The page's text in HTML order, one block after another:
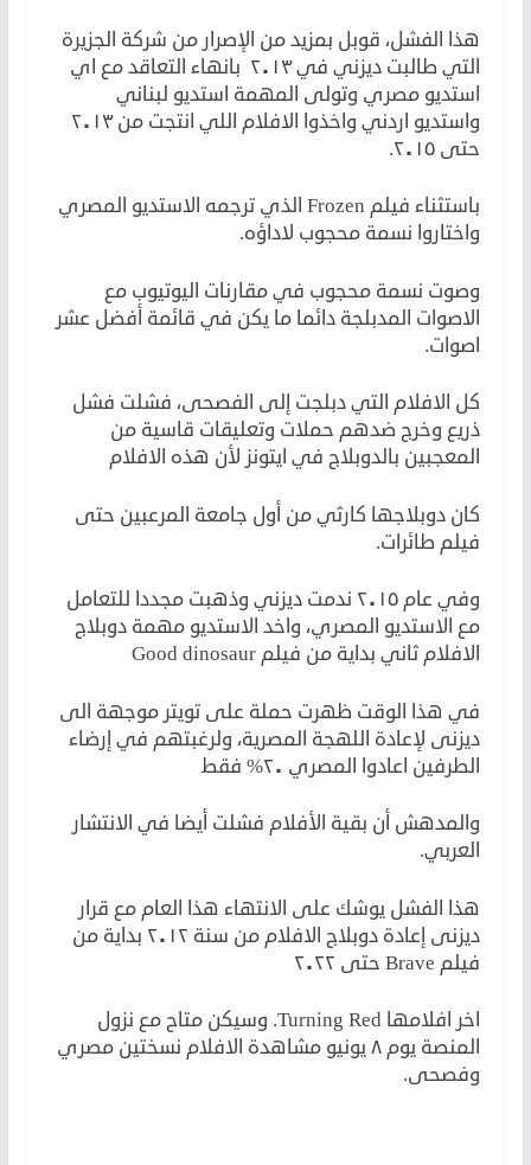
هذا الفشل، قوبل بمزيد من الإصرار من شركة الجزيرة
التي طالبت ديزني في ٢٠١٣ بانهاء التعاقد مع اي
استديو مصري وتولى المهمة استديو لبناني
واستديو اردني واخذوا الافلام اللي انتجت من ٢٠١٣
حتى ٢٠١٥.
باستثناء فيلم Frozen الذي ترجمه الاستديو المصري
واختاروا نسمة محجوب لاداؤه.
وصوت نسمة محجوب في مقارنات اليوتيوب مع
الاصوات المدبلجة دائما ما يكن في قائمة أفضل عشر
اصوات.
كل الافلام التي دبلجت إلى الفصحى، فشلت فشل
ذريع وخرج ضدهم حملات وتعليقات قاسية من
المعجبين بالدوبلاج في ايتونز لأن هذه الافلام
كان دوبلاجها كارثي من أول جامعة المرعبين حتى
فيلم طائرات.
وفي عام ٢٠١٥ ندمت ديزني وذهبت مجددا للتعامل
مع الاستديو المصري، واخد الاستديو مهمة دوبلاج
الافلام ثاني بداية من فيلم Good dinosaur
في هذا الوقت ظهرت حملة على تويتر موجهة الى
ديزنى لإعادة اللهجة المصرية، ولرغبتهم في إرضاء
الطرفين اعادوا المصري ٢٠% فقط
والمدهش أن بقية الأفلام فشلت أيضا في الانتشار
العربي.
هذا الفشل يوشك على الانتهاء هذا العام مع قرار
ديزنى إعادة دوبلاج الافلام من سنة ٢٠١٢ بداية من
فيلم Brave حتى ٢٠٢٢
اخر افلامها Turning Red. وسيكن متاح مع نزول
المنصة يوم ٨ يونيو مشاهدة الافلام نسختين مصري
وفصحى.